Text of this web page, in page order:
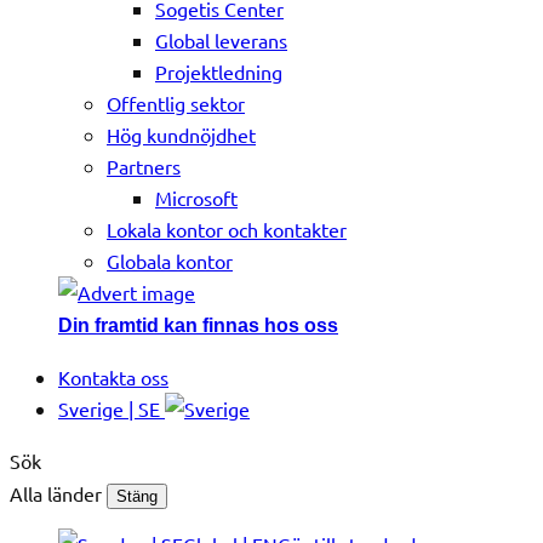
Sogetis Center
Global leverans
Projektledning
Offentlig sektor
Hög kundnöjdhet
Partners
Microsoft
Lokala kontor och kontakter
Globala kontor
Din framtid kan finnas hos oss
Kontakta oss
Sverige | SE
Sök
Alla länder
Stäng